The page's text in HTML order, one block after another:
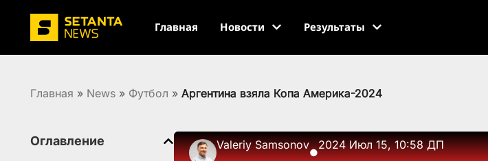
Главная Новости Результаты
Главная » News » Футбол » Аргентина взяла Копа Америка-2024
Оглавление Valeriy Samsonov
●
2024 Июл 15, 10:58 ДП